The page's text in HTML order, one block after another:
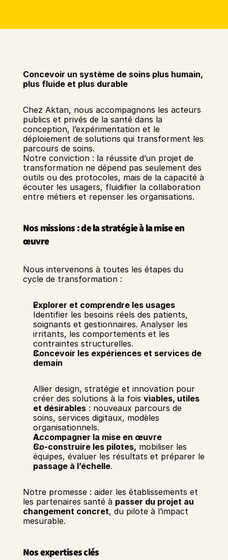
Concevoir un système de soins plus humain,
plus fluide et plus durable
Chez Aktan, nous accompagnons les acteurs
publics et privés de la santé dans la
conception, l’expérimentation et le
déploiement de solutions qui transforment les
parcours de soins.
Notre conviction : la réussite d’un projet de
transformation ne dépend pas seulement des
outils ou des protocoles, mais de la capacité à
écouter les usagers, fluidifier la collaboration
entre métiers et repenser les organisations.
Nos missions : de la stratégie à la mise en
œuvre
Nous intervenons à toutes les étapes du
cycle de transformation :
Explorer et comprendre les usages
Identifier les besoins réels des patients,
soignants et gestionnaires. Analyser les
irritants, les comportements et les
contraintes structurelles.
Concevoir les expériences et services de
demain
Allier design, stratégie et innovation pour
créer des solutions à la fois viables, utiles
et désirables : nouveaux parcours de
soins, services digitaux, modèles
organisationnels.
Accompagner la mise en œuvre
Co-construire les pilotes, mobiliser les
équipes, évaluer les résultats et préparer le
passage à l’échelle.
Notre promesse : aider les établissements et
les partenaires santé à passer du projet au
changement concret, du pilote à l’impact
mesurable.
Nos expertises clés